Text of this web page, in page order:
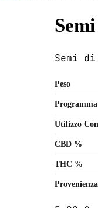
Semi
Peso
Programma
Utilizzo
CBD %
THC %
Provenienza